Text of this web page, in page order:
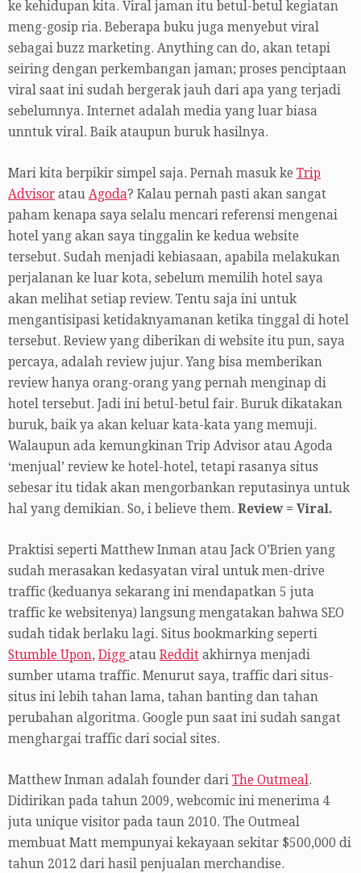
ke kehidupan kita. Viral jaman itu betul-betul kegiatan
meng-gosip ria. Beberapa buku juga menyebut viral
sebagai buzz marketing. Anything can do, akan tetapi
seiring dengan perkembangan jaman; proses penciptaan
viral saat ini sudah bergerak jauh dari apa yang terjadi
sebelumnya. Internet adalah media yang luar biasa
unntuk viral. Baik ataupun buruk hasilnya.
Mari kita berpikir simpel saja. Pernah masuk ke Trip
Advisor atau Agoda? Kalau pernah pasti akan sangat
paham kenapa saya selalu mencari referensi mengenai
hotel yang akan saya tinggalin ke kedua website
tersebut. Sudah menjadi kebiasaan, apabila melakukan
perjalanan ke luar kota, sebelum memilih hotel saya
akan melihat setiap review. Tentu saja ini untuk
mengantisipasi ketidaknyamanan ketika tinggal di hotel
tersebut. Review yang diberikan di website itu pun, saya
percaya, adalah review jujur. Yang bisa memberikan
review hanya orang-orang yang pernah menginap di
hotel tersebut. Jadi ini betul-betul fair. Buruk dikatakan
buruk, baik ya akan keluar kata-kata yang memuji.
Walaupun ada kemungkinan Trip Advisor atau Agoda
‘menjual’ review ke hotel-hotel, tetapi rasanya situs
sebesar itu tidak akan mengorbankan reputasinya untuk
hal yang demikian. So, i believe them. Review = Viral.
Praktisi seperti Matthew Inman atau Jack O’Brien yang
sudah merasakan kedasyatan viral untuk men-drive
traffic (keduanya sekarang ini mendapatkan 5 juta
traffic ke websitenya) langsung mengatakan bahwa SEO
sudah tidak berlaku lagi. Situs bookmarking seperti
Stumble Upon, Digg atau Reddit akhirnya menjadi
sumber utama traffic. Menurut saya, traffic dari situs-
situs ini lebih tahan lama, tahan banting dan tahan
perubahan algoritma. Google pun saat ini sudah sangat
menghargai traffic dari social sites.
Matthew Inman adalah founder dari The Outmeal.
Didirikan pada tahun 2009, webcomic ini menerima 4
juta unique visitor pada taun 2010. The Outmeal
membuat Matt mempunyai kekayaan sekitar $500,000 di
tahun 2012 dari hasil penjualan merchandise.